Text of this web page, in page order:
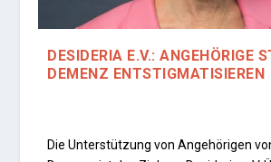
DESIDERIA E.V.: ANGEHÖRIGE
DEMENZ ENTSTIGMATISIEREN
Die Unterstützung von Angehörigen